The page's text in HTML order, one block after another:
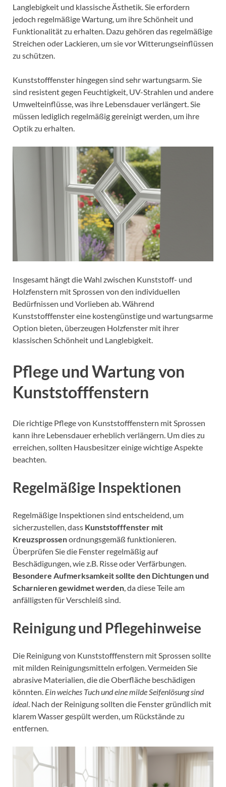
Langlebigkeit und klassische Ästhetik. Sie erfordern
jedoch regelmäßige Wartung, um ihre Schönheit und
Funktionalität zu erhalten. Dazu gehören das regelmäßige
Streichen oder Lackieren, um sie vor Witterungseinflüssen
zu schützen.
Kunststofffenster hingegen sind sehr wartungsarm. Sie
sind resistent gegen Feuchtigkeit, UV-Strahlen und andere
Umwelteinflüsse, was ihre Lebensdauer verlängert. Sie
müssen lediglich regelmäßig gereinigt werden, um ihre
Optik zu erhalten.
Insgesamt hängt die Wahl zwischen Kunststoff- und
Holzfenstern mit Sprossen von den individuellen
Bedürfnissen und Vorlieben ab. Während
Kunststofffenster eine kostengünstige und wartungsarme
Option bieten, überzeugen Holzfenster mit ihrer
klassischen Schönheit und Langlebigkeit.
Pflege und Wartung von
Kunststofffenstern
Die richtige Pflege von Kunststofffenstern mit Sprossen
kann ihre Lebensdauer erheblich verlängern. Um dies zu
erreichen, sollten Hausbesitzer einige wichtige Aspekte
beachten.
Regelmäßige Inspektionen
Regelmäßige Inspektionen sind entscheidend, um
sicherzustellen, dass Kunststofffenster mit
Kreuzsprossenordnungsgemäß funktionieren.
Überprüfen Sie die Fenster regelmäßig auf
Beschädigungen, wie z.B. Risse oder Verfärbungen.
Besondere Aufmerksamkeit sollte den Dichtungen und
Scharnieren gewidmet werden, da diese Teile am
anfälligsten für Verschleiß sind.
Reinigung und Pflegehinweise
Die Reinigung von Kunststofffenstern mit Sprossen sollte
mit milden Reinigungsmitteln erfolgen. Vermeiden Sie
abrasive Materialien, die die Oberfläche beschädigen
könnten. Ein weiches Tuch und eine milde Seifenlösung sind
ideal. Nach der Reinigung sollten die Fenster gründlich mit
klarem Wasser gespült werden, um Rückstände zu
entfernen.